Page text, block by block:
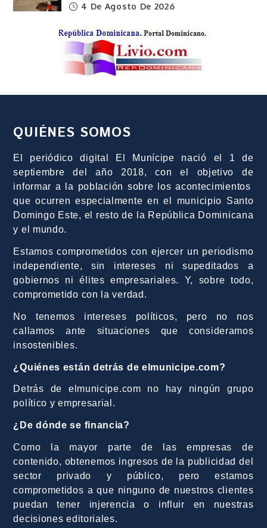
4 De Agosto De 2026
QUIÉNES SOMOS
El periódico digital El Munícipe nació el 1 de
septiembre del año 2018, con el objetivo de
informar a la población sobre los acontecimientos
que ocurren especialmente en el municipio Santo
Domingo Este, el resto de la República Dominicana
y el mundo.
Estamos comprometidos con ejercer un periodismo
independiente, sin intereses ni supeditados a
gobiernos ni élites empresariales. Y, sobre todo,
comprometido con la verdad.
No tenemos intereses políticos, pero no nos
callamos ante situaciones que consideramos
insostenibles.
¿Quiénes están detrás de elmunicipe.com?
Detrás de elmunicipe.com no hay ningún grupo
político y empresarial.
¿De dónde se financia?
Como la mayor parte de las empresas de
contenido, obtenemos ingresos de la publicidad del
sector privado y público, pero estamos
comprometidos a que ninguno de nuestros clientes
puedan tener injerencia o influir en nuestras
decisiones editoriales.